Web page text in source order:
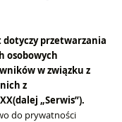
przetwarzania
osobowych
w związku z
z
„Serwis”).
do prywatności